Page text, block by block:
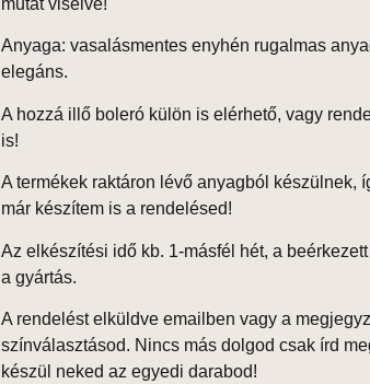
mutat viselve!
Anyaga: vasalásmentes enyhén rugalmas
elegáns.
A hozzá illő boleró külön is elérhető, vagy
is!
A termékek raktáron lévő anyagból készülnek,
már készítem is a rendelésed!
Az elkészítési idő kb. 1-másfél hét, a
a gyártás.
A rendelést elküldve emailben vagy a
színválasztásod. Nincs más dolgod csak írd
készül neked az egyedi darabod!